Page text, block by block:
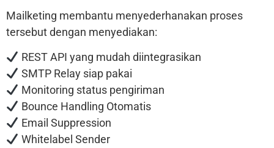
Mailketing membantu menyederhanakan proses
tersebut dengan menyediakan:
REST API yang mudah diintegrasikan
SMTP Relay siap pakai
Monitoring status pengiriman
Bounce Handling Otomatis
Email Suppression
Whitelabel Sender